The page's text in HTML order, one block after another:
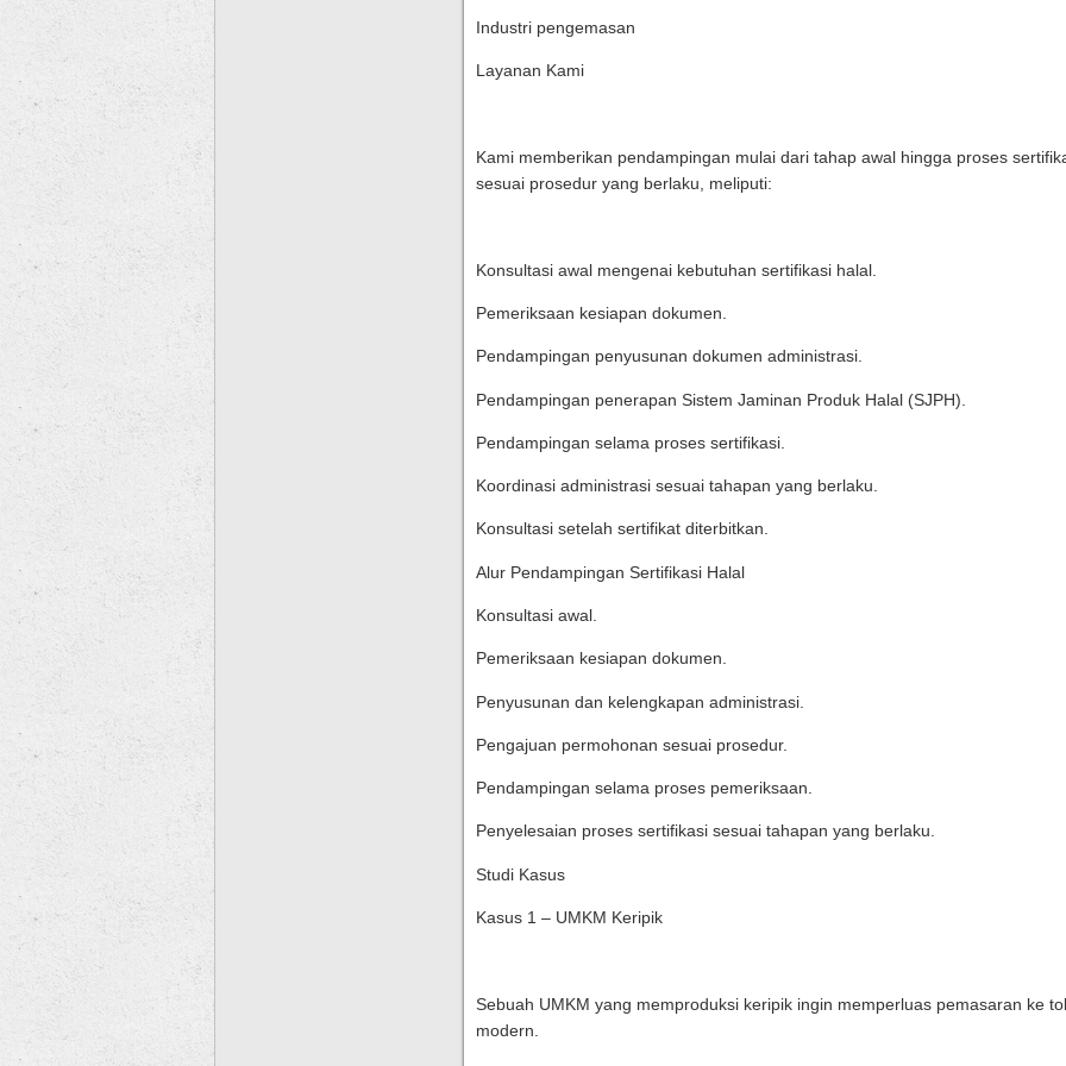
Industri pengemasan
Layanan Kami
Kami memberikan pendampingan mulai dari tahap awal hingga proses
sesuai prosedur yang berlaku, meliputi:
Konsultasi awal mengenai kebutuhan sertifikasi halal.
Pemeriksaan kesiapan dokumen.
Pendampingan penyusunan dokumen administrasi.
Pendampingan penerapan Sistem Jaminan Produk Halal (SJPH).
Pendampingan selama proses sertifikasi.
Koordinasi administrasi sesuai tahapan yang berlaku.
Konsultasi setelah sertifikat diterbitkan.
Alur Pendampingan Sertifikasi Halal
Konsultasi awal.
Pemeriksaan kesiapan dokumen.
Penyusunan dan kelengkapan administrasi.
Pengajuan permohonan sesuai prosedur.
Pendampingan selama proses pemeriksaan.
Penyelesaian proses sertifikasi sesuai tahapan yang berlaku.
Studi Kasus
Kasus 1 – UMKM Keripik
Sebuah UMKM yang memproduksi keripik ingin memperluas pemasaran ke
modern.